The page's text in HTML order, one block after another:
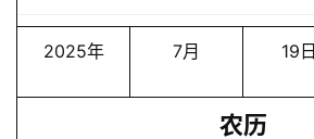
2025年 7月 19日
农历